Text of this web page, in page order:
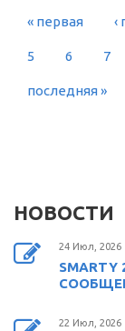
« первая ‹
5 6 7
последняя »
НОВОСТИ
24 Июл, 2026
22 Июл, 2026